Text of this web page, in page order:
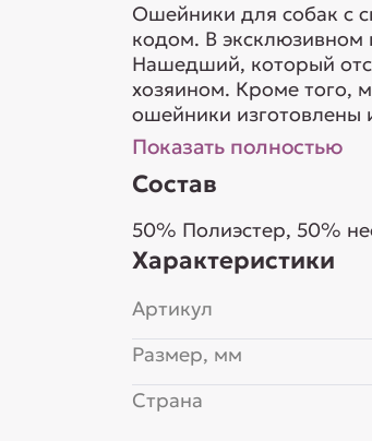
Ошейники для собак с
кодом. В эксклюзивном
Нашедший, который
хозяином. Кроме того,
ошейники изготовлены
Показать полностью
Состав
50% Полиэстер, 50%
Характеристики
Артикул
Размер, мм
Страна